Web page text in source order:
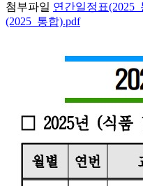
첨부파일 연간일정표
(2025_통합).pdf